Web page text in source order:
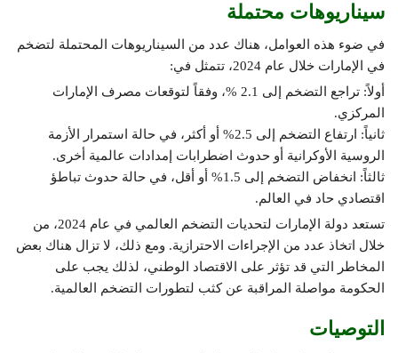
سيناريوهات محتملة
في ضوء هذه العوامل، هناك عدد من السيناريوهات المحتملة لتضخم
في الإمارات خلال عام 2024، تتمثل في:
أولاً: تراجع التضخم إلى 2.1 %، وفقاً لتوقعات مصرف الإمارات
المركزي.
ثانياً: ارتفاع التضخم إلى 2.5% أو أكثر، في حالة استمرار الأزمة
الروسية الأوكرانية أو حدوث اضطرابات إمدادات عالمية أخرى.
ثالثاً: انخفاض التضخم إلى 1.5% أو أقل، في حالة حدوث تباطؤ
اقتصادي حاد في العالم.
تستعد دولة الإمارات لتحديات التضخم العالمي في عام 2024، من
خلال اتخاذ عدد من الإجراءات الاحترازية. ومع ذلك، لا تزال هناك بعض
المخاطر التي قد تؤثر على الاقتصاد الوطني، لذلك يجب على
الحكومة مواصلة المراقبة عن كثب لتطورات التضخم العالمية.
التوصيات